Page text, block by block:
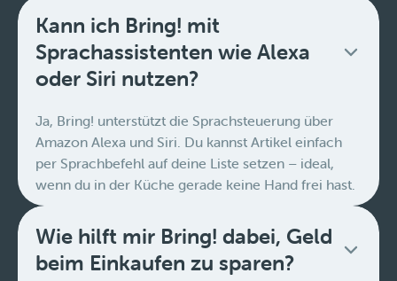
Kann ich Bring! mit
Sprachassistenten wie Alexa
oder Siri nutzen?
Ja, Bring! unterstützt die Sprachsteuerung über
Amazon Alexa und Siri. Du kannst Artikel einfach
per Sprachbefehl auf deine Liste setzen – ideal,
wenn du in der Küche gerade keine Hand frei hast.
Wie hilft mir Bring! dabei, Geld
beim Einkaufen zu sparen?